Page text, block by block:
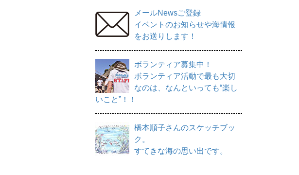
メールNewsご登録
イベントのお知らせや海情報
をお送りします！
ボランティア募集中！
ボランティア活動で最も大切
なのは、なんといっても“楽し
いこと”！！
橋本順子さんのスケッチブッ
ク。
すてきな海の思い出です。